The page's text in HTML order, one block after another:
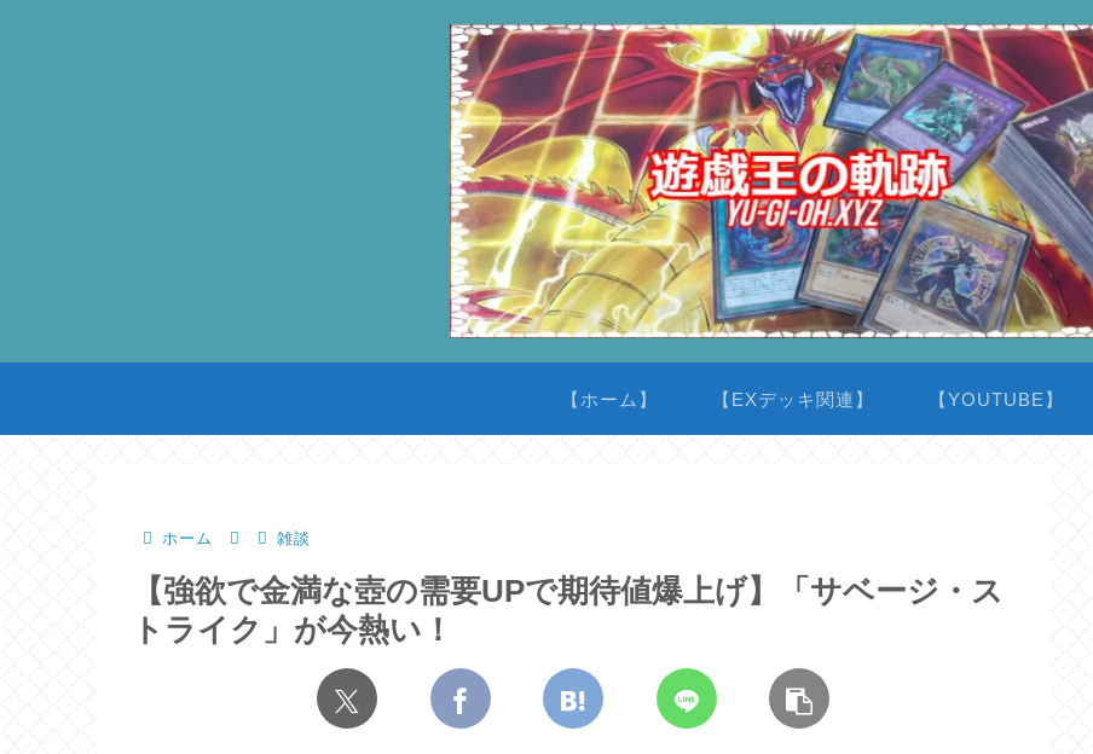
【ホーム】 【EXデッキ関連】 【YOUTUBE】
ホーム 雑談
【強欲で金満な壺の需要UPで期待値爆上げ】「サベージ・ス
トライク」が今熱い！